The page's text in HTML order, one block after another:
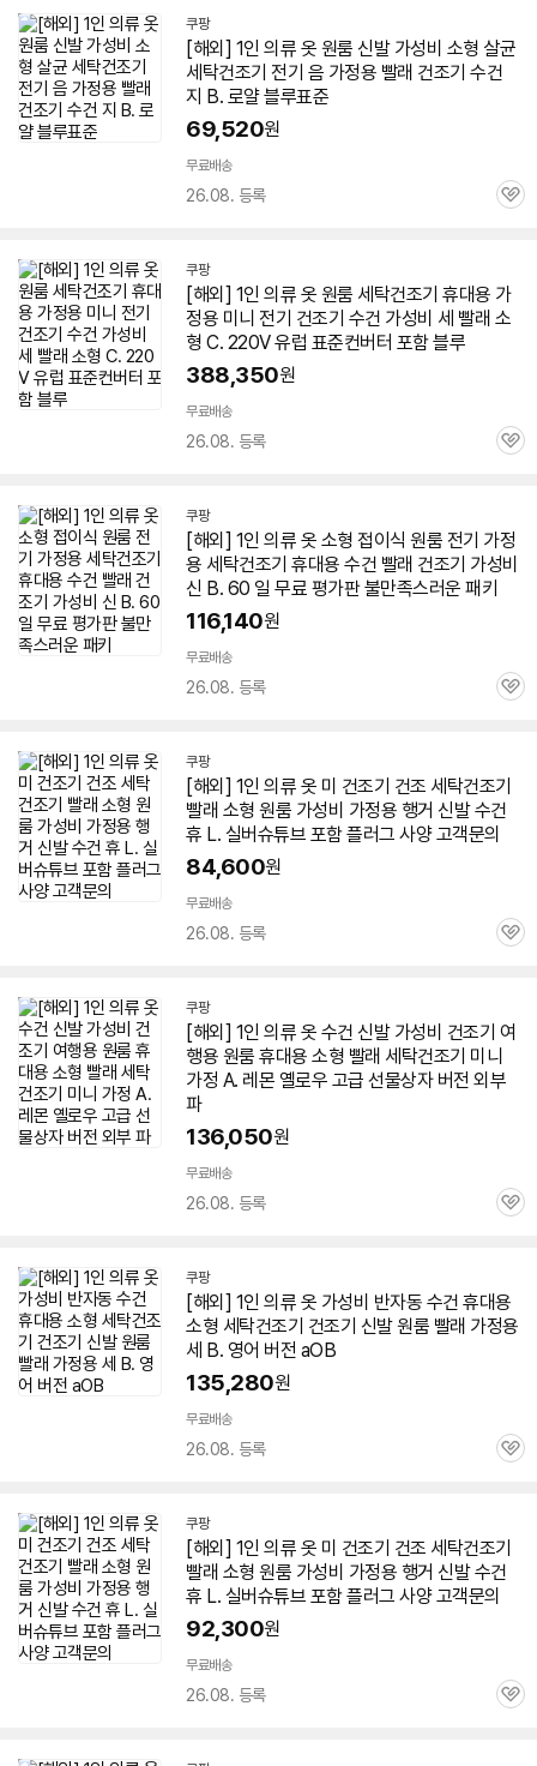
쿠팡
[해외] 1인 의류 옷 원룸 신발 가성비 소형 살균
세탁건조기 전기 음 가정용 빨래 건조기 수건
지 B. 로얄 블루표준
69,520원
무료배송
26.08. 등록
관
쿠팡
[해외] 1인 의류 옷 원룸 세탁건조기 휴대용 가
정용 미니 전기 건조기 수건 가성비 세 빨래 소
형 C. 220V 유럽 표준컨버터 포함 블루
388,350원
무료배송
26.08. 등록
관
쿠팡
[해외] 1인 의류 옷 소형 접이식 원룸 전기 가정
용 세탁건조기 휴대용 수건 빨래 건조기 가성비
신 B. 60 일 무료 평가판 불만족스러운 패키
116,140원
무료배송
26.08. 등록
관
쿠팡
[해외] 1인 의류 옷 미 건조기 건조 세탁건조기
빨래 소형 원룸 가성비 가정용 행거 신발 수건
휴 L. 실버슈튜브 포함 플러그 사양 고객문의
84,600원
무료배송
26.08. 등록
관
쿠팡
[해외] 1인 의류 옷 수건 신발 가성비 건조기 여
행용 원룸 휴대용 소형 빨래 세탁건조기 미니
가정 A. 레몬 옐로우 고급 선물상자 버전 외부
파
136,050원
무료배송
26.08. 등록
관
쿠팡
[해외] 1인 의류 옷 가성비 반자동 수건 휴대용
소형 세탁건조기 건조기 신발 원룸 빨래 가정용
세 B. 영어 버전 aOB
135,280원
무료배송
26.08. 등록
관
쿠팡
[해외] 1인 의류 옷 미 건조기 건조 세탁건조기
빨래 소형 원룸 가성비 가정용 행거 신발 수건
휴 L. 실버슈튜브 포함 플러그 사양 고객문의
92,300원
무료배송
26.08. 등록
관